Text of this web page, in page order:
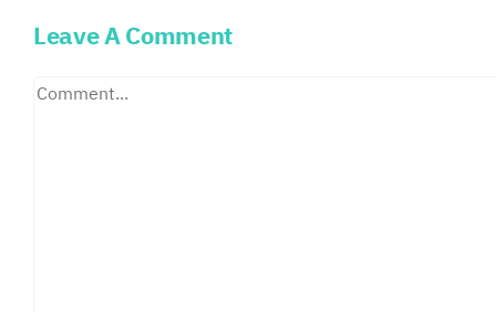
Leave A Comment
Comment